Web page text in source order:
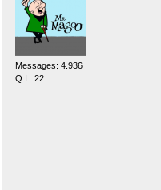
Messages: 4.936
Q.I.: 22